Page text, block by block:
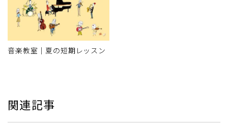
音楽教室｜夏の短期レッスン
関連記事